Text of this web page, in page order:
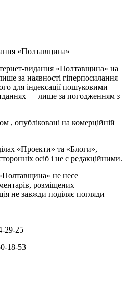
«Полтавщина»
видання «Полтавщина» на
за наявності гіперпосилання
для індексації пошуковими
— лише за погодженням з
, опубліковані на комерційній
«Проекти» та «Блоги»,
осіб і не є редакційними.
не несе
розміщених
не завжди поділяє погляди
29-25
18-53